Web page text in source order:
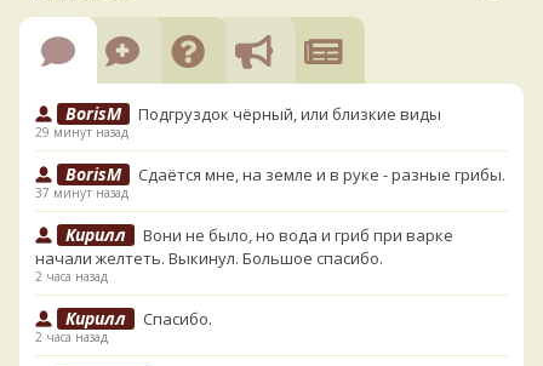
BorisM Подгруздок чёрный, или близкие виды
29 минут назад
BorisM Сдаётся мне, на земле и в руке - разные грибы.
37 минут назад
Кирилл
Вони не было, но вода и гриб при варке
начали желтеть. Выкинул. Большое спасибо.
2 часа назад
Кирилл Спасибо.
2 часа назад